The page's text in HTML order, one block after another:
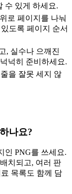
수 있게 하세요.
로 페이지를 나눠
도록 페이지 순서
, 실수나 으깨진
넉히 준비하세요.
을 잘못 세지 않
나요?
인 PNG를 쓰세요.
치되고, 여러 판
목록도 함께 담